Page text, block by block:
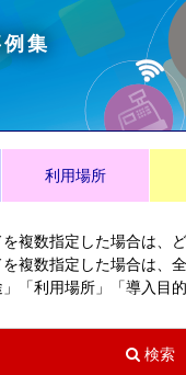
集
利用場所
複数指定した場合は、
複数指定した場合は、
「利用場所」「導入目